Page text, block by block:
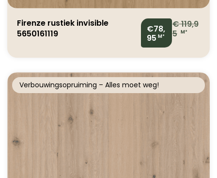
Firenze rustiek invisible
5650161119
€78,
95 M²
€119,9
5 M²
Verbouwingsopruiming – Alles moet weg!